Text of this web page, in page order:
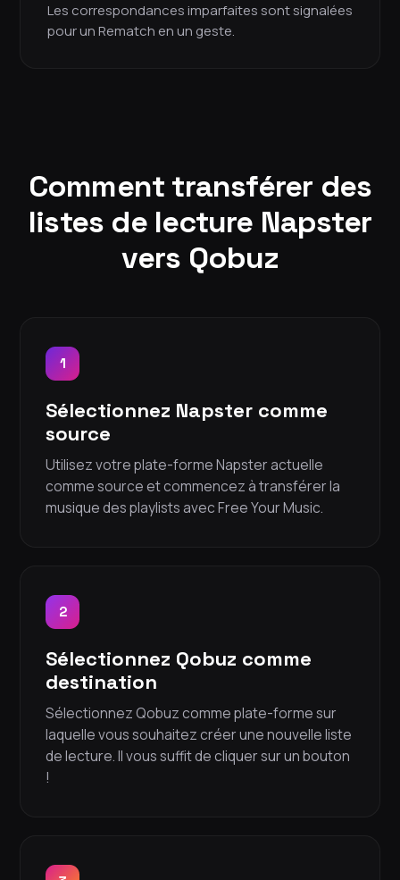
Les correspondances imparfaites sont signalées
pour un Rematch en un geste.
Comment transférer des
listes de lecture Napster
vers Qobuz
1
Sélectionnez Napster comme
source
Utilisez votre plate-forme Napster actuelle
comme source et commencez à transférer la
musique des playlists avec Free Your Music.
2
Sélectionnez Qobuz comme
destination
Sélectionnez Qobuz comme plate-forme sur
laquelle vous souhaitez créer une nouvelle liste
de lecture. Il vous suffit de cliquer sur un bouton
!